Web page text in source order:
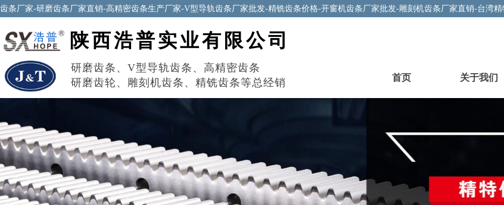
齿条厂家-研磨齿条厂家直销-高精密齿条生产厂家-V型导轨齿条厂家批发-精铣齿条价格-开窗机齿条厂家批发-雕刻机齿条厂家直销-台湾
首页 关于我们
研磨齿条 、 V型导轨齿条 、 高精密齿条
研磨齿轮 、 雕刻机齿条 、 精铣齿条等总经销
陕西浩普实业有限公司